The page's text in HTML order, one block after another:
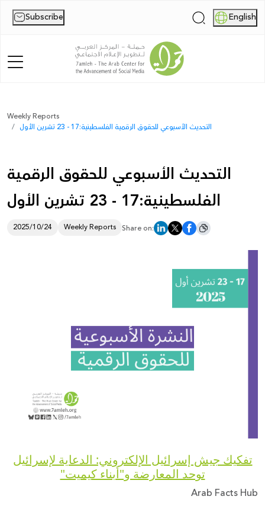
Subscribe | English
Home
Publications
Reports
Palestine Digital Activism Forum
Weekly Reports
التحديث الأسبوعي للحقوق الرقمية الفلسطينية:17 - 23 تشرين الأول
التحديث الأسبوعي للحقوق الرقمية
الفلسطينية:17 - 23 تشرين الأول
2025/10/24 Weekly Reports Share on:
تفكيك جيش إسرائيل الإلكتروني: الدعاية لإسرائيل
توحد المعارضة و"أبناء كيميت"
Arab Facts Hub